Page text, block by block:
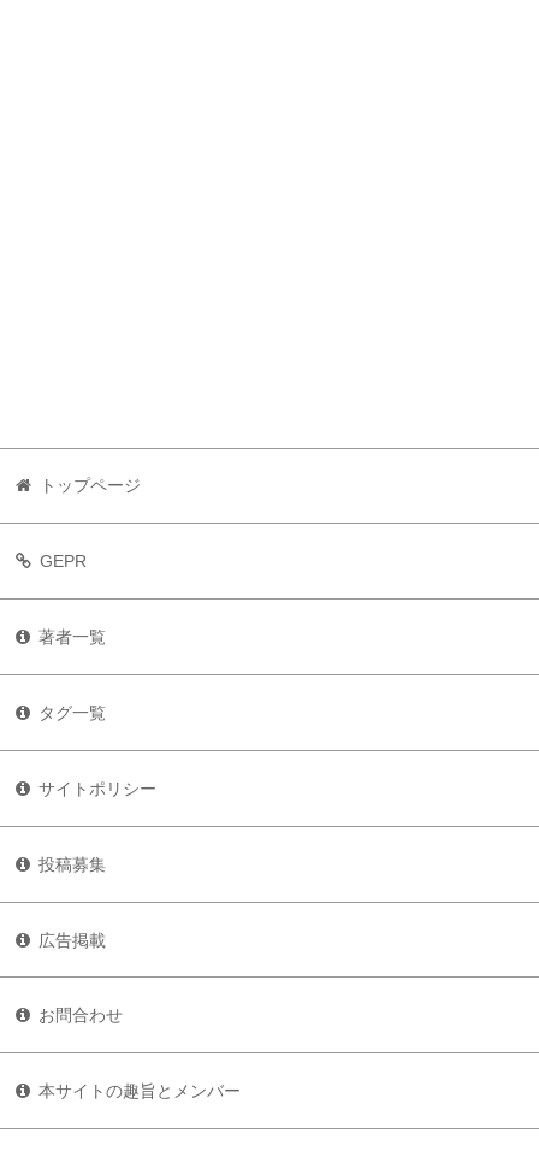
トップページ
GEPR
著者一覧
タグ一覧
サイトポリシー
投稿募集
広告掲載
お問合わせ
本サイトの趣旨とメンバー